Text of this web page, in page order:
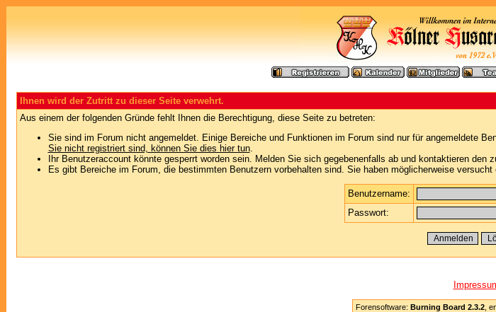
Ihnen wird der Zutritt zu dieser Seite verwehrt.
Aus einem der folgenden Gründe fehlt Ihnen die Berechtigung, diese Seite zu betreten:
Sie sind im Forum nicht angemeldet. Einige Bereiche und Funktionen im Forum sind nur für angemeldete
Sie nicht registriert sind, können Sie dies hier tun.
Ihr Benutzeraccount könnte gesperrt worden sein. Melden Sie sich gegebenenfalls ab und kontaktieren den
Es gibt Bereiche im Forum, die bestimmten Benutzern vorbehalten sind. Sie haben möglicherweise
Benutzername:
Passwort:
Forensoftware: Burning Board 2.3.2,